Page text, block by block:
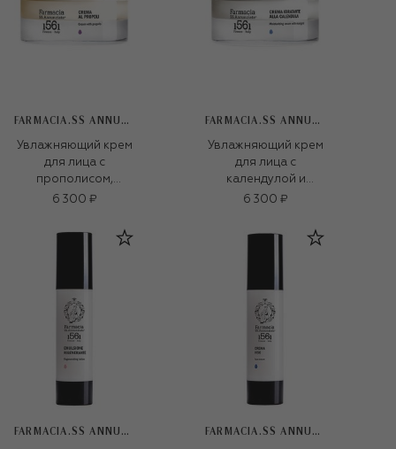
FARMACIA.SS ANNUNZIATA 1561
Увлажняющий крем
для лица с
прополисом,
эхинацеей и
6 300 ₽
FARMACIA.SS ANNUNZIATA 1561
Увлажняющий крем
для лица с
календулой и
витамином Е (50ml)
6 300 ₽
FARMACIA.SS ANNUNZIATA 1561 FARMACIA.SS ANNUNZIATA 1561